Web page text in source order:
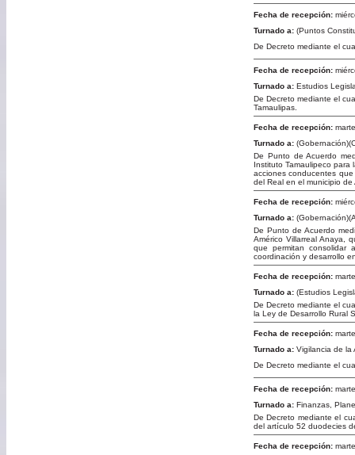
Fecha de recepción:
Turnado a: (Puntos
De Decreto mediante el
Fecha de recepción:
Turnado a: Estudios
De Decreto mediante el
Tamaulipas.
Fecha de recepción:
Turnado a:
De Punto de Acuerdo
Instituto Tamaulipeco para
acciones conducentes
del Real en el municipio
Fecha de recepción:
Turnado a:
De Punto de Acuerdo
Américo Villarreal Anaya,
que permitan consolidar
coordinación y desarrollo
Fecha de recepción:
Turnado a: (Estudios
De Decreto mediante el
la Ley de Desarrollo Rural
Fecha de recepción:
Turnado a: Vigilancia de
De Decreto mediante el
Fecha de recepción:
Turnado a: Finanzas,
De Decreto mediante el
del artículo 52 duodecies
Fecha de recepción: